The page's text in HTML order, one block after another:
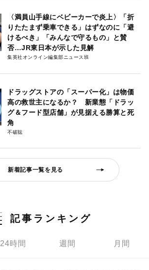
〈満員山手線にベビーカーで炎上〉「折
りたたまず乗車できる」はずなのに「避
けるべき」「みんなで守るもの」と賛
否…JR東日本が示した見解
集英社オンライン編集部ニュース班
ドラッグストアの「スーパー化」は物価
高の救世主になるか？ 新業態「ドラッ
グ＆フード型店舗」が見据える勝算と死
角
不破聡
新着記事一覧を見る
記事ランキング
24時間 週間 月間